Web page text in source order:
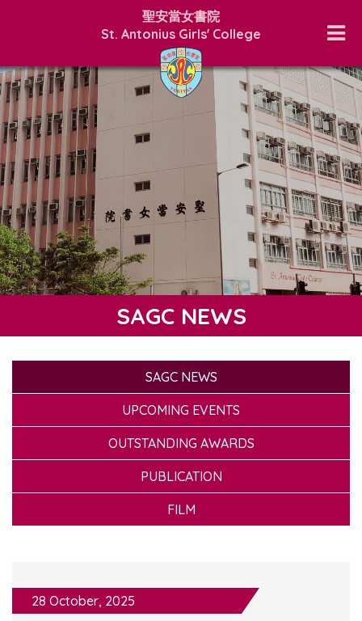
聖安當女書院
St. Antonius Girls' College
SAGC NEWS
SAGC NEWS
UPCOMING EVENTS
OUTSTANDING AWARDS
PUBLICATION
FILM
28 October, 2025